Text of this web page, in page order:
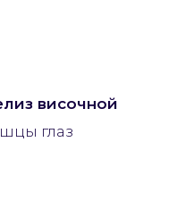
височной
глаз